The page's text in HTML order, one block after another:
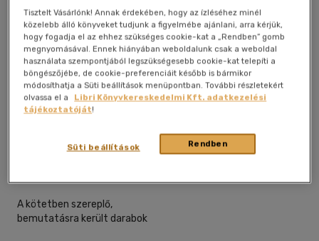
Kívánságlistához adom
magyar nyelvű|füles, kartonált
A kötetben szereplő,
bemutatásra került darabok
Tisztelt Vásárlónk! Annak érdekében, hogy az ízléséhez minél
közelebb álló könyveket tudjunk a figyelmébe ajánlani, arra kérjük,
hogy fogadja el az ehhez szükséges cookie-kat a „Rendben” gomb
megnyomásával. Ennek hiányában weboldalunk csak a weboldal
használata szempontjából legszükségesebb cookie-kat telepíti a
böngészőjébe, de cookie-preferenciáit később is bármikor
módosíthatja a Süti beállítások menüpontban. További részletekért
olvassa el a
Libri Könyvkereskedelmi Kft. adatkezelési
tájékoztatóját!
Rendben
Süti beállítások